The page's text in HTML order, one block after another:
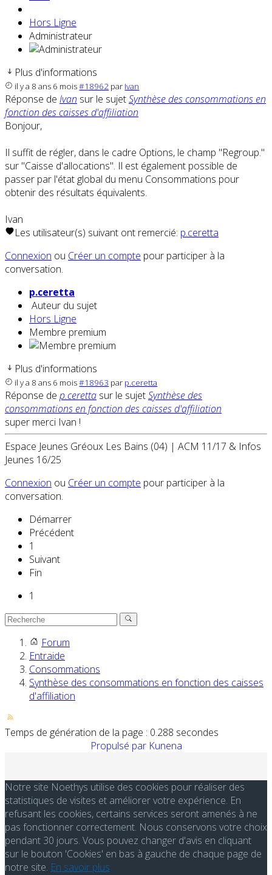
Hors Ligne
Administrateur
Plus d'informations
il y a 8 ans 6 mois#18962 par Ivan
Réponse de Ivan sur le sujetSynthèse des consommations en
fonction des caisses d'affiliation
Bonjour,
Il suffit de régler, dans le cadre Options, le champ "Regroup."
sur "Caisse d'allocations". Il est également possible de
passer par l'état global du menu Consommations pour
obtenir des résultats équivalents.
Ivan
Les utilisateur(s) suivant ont remercié: p.ceretta
Connexion ou Créer un compte pour participer à la
conversation.
p.ceretta
Auteur du sujet
Hors Ligne
Membre premium
Plus d'informations
il y a 8 ans 6 mois#18963 par p.ceretta
Réponse de p.ceretta sur le sujetSynthèse des
consommations en fonction des caisses d'affiliation
super merci Ivan !
Espace Jeunes Gréoux Les Bains (04) | ACM 11/17 & Infos
Jeunes 16/25
Connexion ou Créer un compte pour participer à la
conversation.
Démarrer
Précédent
1
Suivant
Fin
1
Forum
Entraide
Consommations
Synthèse des consommations en fonction des caisses
d'affiliation
Temps de génération de la page : 0.288 secondes
Propulsé par Kunena
Notre site Noethys utilise des cookies pour réaliser des
statistiques de visites et améliorer votre expérience. En
refusant les cookies, certains services seront amenés à ne
pas fonctionner correctement. Nous conservons votre choix
pendant 30 jours. Vous pouvez changer d'avis en cliquant
sur le bouton 'Cookies' en bas à gauche de chaque page de
notre site. En savoir plus